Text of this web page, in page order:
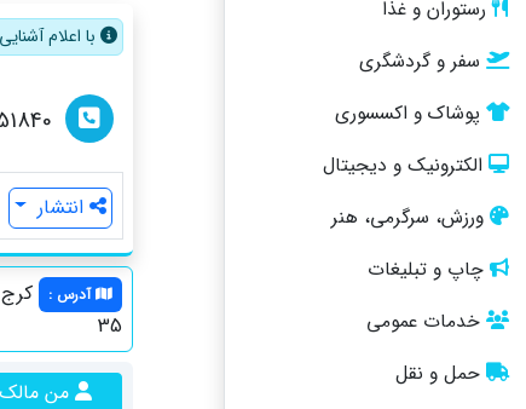
رستوران و غذا
سفر و گردشگری
پوشاک و اکسسوری
الکترونیک و دیجیتال
ورزش، سرگرمی، هنر
چاپ و تبلیغات
خدمات عمومی
حمل و نقل
با اعلام
انتشار
آدرس :
35
من